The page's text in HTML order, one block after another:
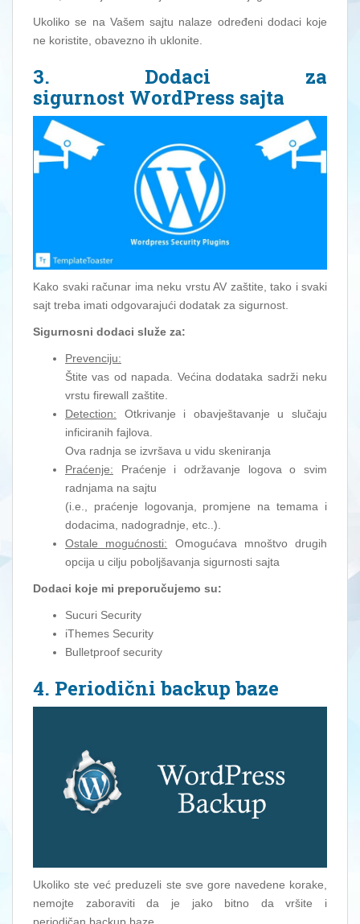
Ukoliko se na Vašem sajtu nalaze određeni dodaci koje
ne koristite, obavezno ih uklonite.
3. Dodaci za
sigurnost WordPress sajta
Kako svaki računar ima neku vrstu AV zaštite, tako i svaki
sajt treba imati odgovarajući dodatak za sigurnost.
Sigurnosni dodaci služe za:
Prevenciju:
Štite vas od napada. Većina dodataka sadrži neku
vrstu firewall zaštite.
Detection: Otkrivanje i obavještavanje u slučaju
inficiranih fajlova.
Ova radnja se izvršava u vidu skeniranja
Praćenje: Praćenje i održavanje logova o svim
radnjama na sajtu
(i.e., praćenje logovanja, promjene na temama i
dodacima, nadogradnje, etc..).
Ostale mogućnosti: Omogućava mnoštvo drugih
opcija u cilju poboljšavanja sigurnosti sajta
Dodaci koje mi preporučujemo su:
Sucuri Security
iThemes Security
Bulletproof security
4. Periodični backup baze
Ukoliko ste već preduzeli ste sve gore navedene korake,
nemojte zaboraviti da je jako bitno da vršite i
periodičan backup baze.